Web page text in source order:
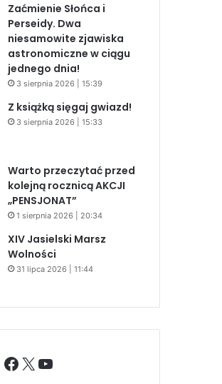
Zaćmienie Słońca i
Perseidy. Dwa
niesamowite zjawiska
astronomiczne w ciągu
jednego dnia!
3 sierpnia 2026 | 15:39
Z książką sięgaj gwiazd!
3 sierpnia 2026 | 15:33
Warto przeczytać przed
kolejną rocznicą AKCJI
„PENSJONAT”
1 sierpnia 2026 | 20:34
XIV Jasielski Marsz
Wolności
31 lipca 2026 | 11:44
Facebook
X YouTube